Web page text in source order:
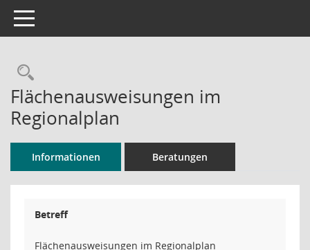
Toggle navigation
Rechercheauswahl
Flächenausweisungen im
Regionalplan
Informationen Beratungen
Betreff
Flächenausweisungen im Regionalplan